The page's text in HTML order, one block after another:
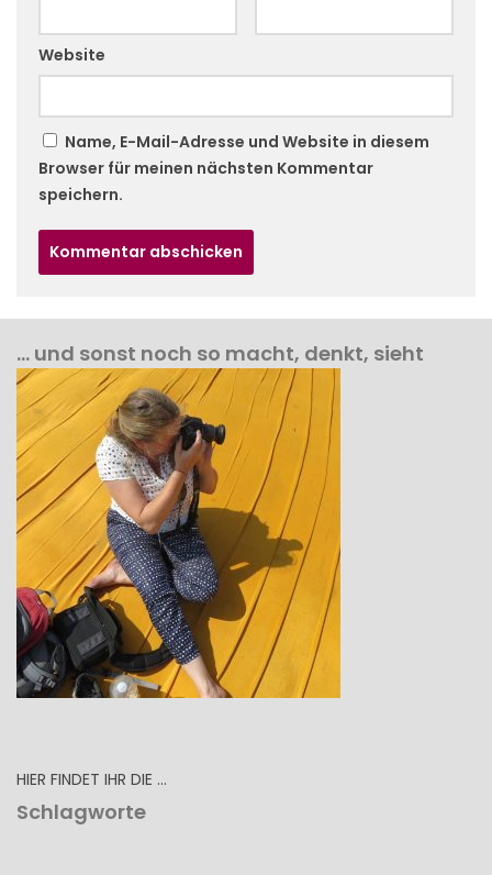
Website
Name, E-Mail-Adresse und Website in diesem
Browser für meinen nächsten Kommentar
speichern.
… und sonst noch so macht, denkt, sieht
HIER FINDET IHR DIE …
Schlagworte